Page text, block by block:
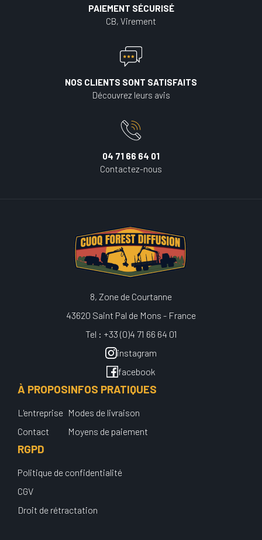
PAIEMENT SÉCURISÉ
CB, Virement
NOS CLIENTS SONT SATISFAITS
Découvrez leurs avis
04 71 66 64 01
Contactez-nous
8, Zone de Courtanne
43620 Saint Pal de Mons - France
Tel : +33 (0)4 71 66 64 01
instagram
facebook
À PROPOS
L'entreprise
Contact
INFOS PRATIQUES
Modes de livraison
Moyens de paiement
RGPD
Politique de confidentialité
CGV
Droit de rétractation